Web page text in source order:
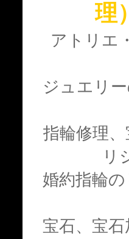
理
アトリエ
ジュエリ
指輪修理
リ
婚約指輪
宝石、宝